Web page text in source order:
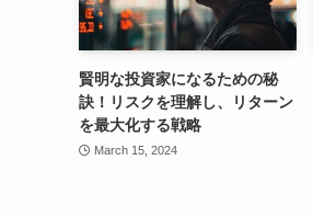
賢明な投資家になるための秘
訣！リスクを理解し、リターン
を最大化する戦略
March 15, 2024